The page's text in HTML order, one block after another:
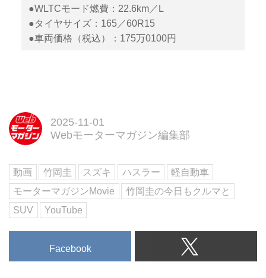
●WLTCモード燃費：22.6km／L
●タイヤサイズ：165／60R15
●車両価格（税込）：175万0100円
2025-11-01
Webモーターマガジン編集部
動画 竹岡圭 スズキ ハスラー
軽自動車
モーターマガジンMovie
竹岡圭の今日もクルマと
SUV
YouTube
Facebook